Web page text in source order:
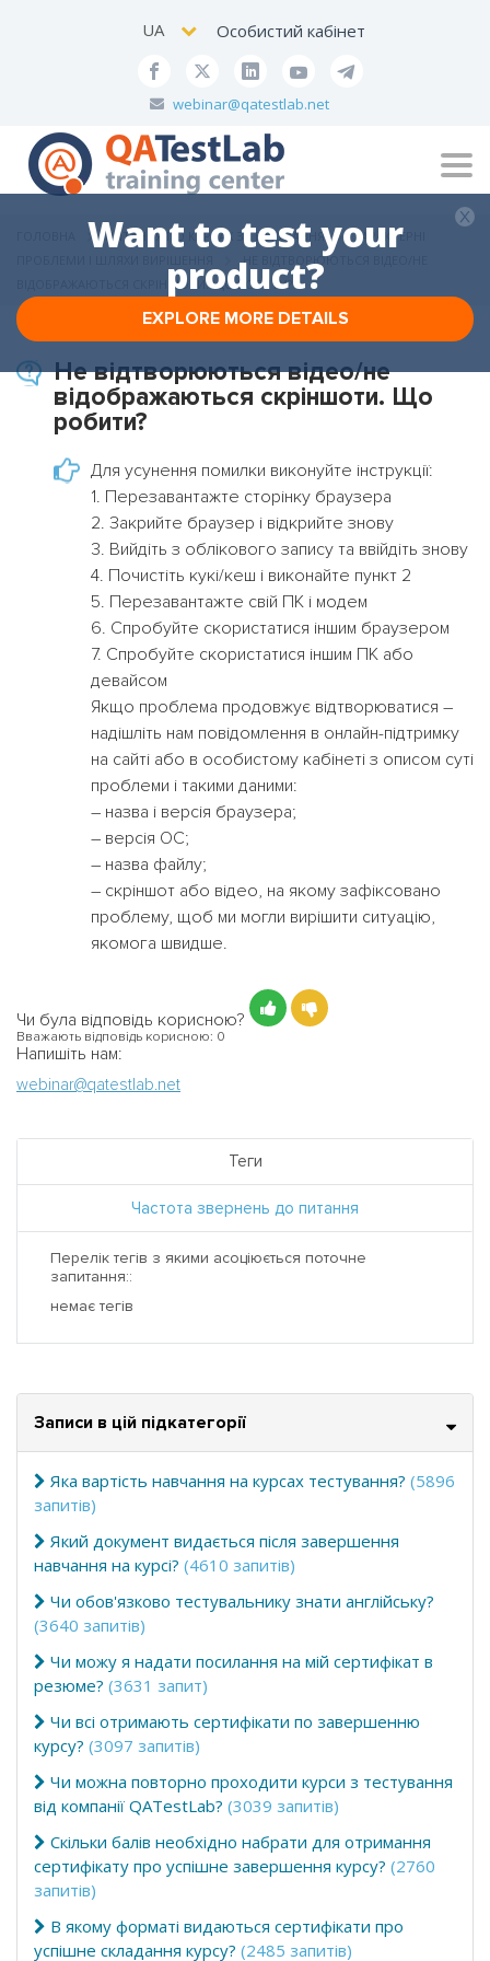
webinar@qatestlab.net
UA Особистий кабінет
Want to test your
product?
EXPLORE MORE DETAILS
ПИТАННЯ ПО КУРСАХ З ТЕСТУВАННЯ
ХАРАКТЕРНІ
НЕ ВІДТВОРЮЮТЬСЯ ВІДЕО/НЕ
ВІДОБРАЖАЮТЬСЯ СКРІНШОТИ. ЩО РОБИТИ?
Не відтворюються відео/не
відображаються скріншоти. Що
робити?
Для усунення помилки виконуйте інструкції:
1. Перезавантажте сторінку браузера
2. Закрийте браузер і відкрийте знову
3. Вийдіть з облікового запису та ввійдіть знову
4. Почистіть кукі/кеш і виконайте пункт 2
5. Перезавантажте свій ПК і модем
6. Спробуйте скористатися іншим браузером
7. Спробуйте скористатися іншим ПК або
девайсом
Якщо проблема продовжує відтворюватися –
надішліть нам повідомлення в онлайн-підтримку
на сайті або в особистому кабінеті з описом суті
проблеми і такими даними:
– назва і версія браузера;
– версія ОС;
– назва файлу;
– скріншот або відео, на якому зафіксовано
проблему, щоб ми могли вирішити ситуацію,
якомога швидше.
Чи була відповідь корисною?
Вважають відповідь корисною: 0
Напишіть нам:
webinar@qatestlab.net
Теги
Частота звернень до питання
Перелік тегів з якими асоціюється поточне
запитання::
немає тегів
Записи в цій підкатегорії
Яка вартість навчання на курсах тестування? (5896
запитів)
Який документ видається після завершення
навчання на курсі? (4610 запитів)
Чи обов'язково тестувальнику знати англійську?
(3640 запитів)
Чи можу я надати посилання на мій сертифікат в
резюме? (3631 запит)
Чи всі отримають сертифікати по завершенню
курсу? (3097 запитів)
Чи можна повторно проходити курси з тестування
від компанії QATestLab? (3039 запитів)
Скільки балів необхідно набрати для отримання
сертифікату про успішне завершення курсу? (2760
запитів)
В якому форматі видаються сертифікати про
успішне складання курсу? (2485 запитів)